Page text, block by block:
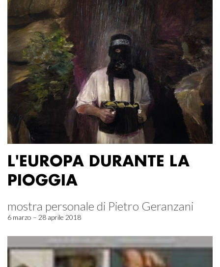
L'EUROPA DURANTE LA
PIOGGIA
mostra personale di Pietro Geranzani
6 marzo – 28 aprile 2018